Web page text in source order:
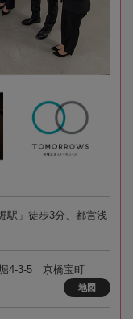
駅」徒歩3分、都営浅
4-3-5 京橋宝町
地図